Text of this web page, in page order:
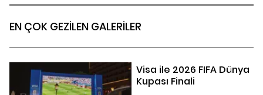
EN ÇOK GEZİLEN GALERİLER
Visa ile 2026 FIFA Dünya
Kupası Finali